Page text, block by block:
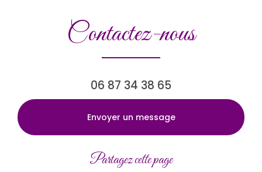
Contactez-nous
06 87 34 38 65
Envoyer un message
Partagez cette page